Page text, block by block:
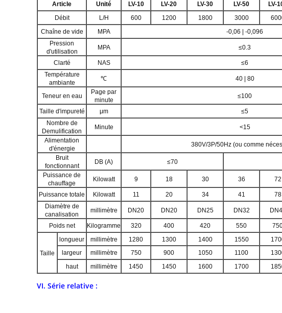
Article Unité LV-10 LV-20 LV-30 LV-50 LV-
Débit
L/H 600 1200 1800 3000
Chaîne de vide
MPA
-0,06 | -0,096
Pression
d'utilisation
MPA ≤0.3
Clarté NAS
≤6
Température
ambiante
℃ 40 | 80
Teneur en eau
Page par
minute
≤100
Taille d'impureté μm
≤5
Nombre de
Demulification
Minute
<15
Alimentation
d'énergie
380V/3P/50Hz (ou comme
Bruit
fonctionnant
DB (A) ≤70
Puissance de
chauffage
Kilowatt 9 18 30 36 72
Puissance totale Kilowatt 11 20 34 41 78
Diamètre de
canalisation
millimètre DN20 DN20 DN25 DN32
Poids net Kilogramme 320 400 420 550
Taille
longueur millimètre 1280 1300 1400 1550
largeur
millimètre 750 900 1050 1100
haut
millimètre 1450 1450 1600 1700
VI. Série relative :